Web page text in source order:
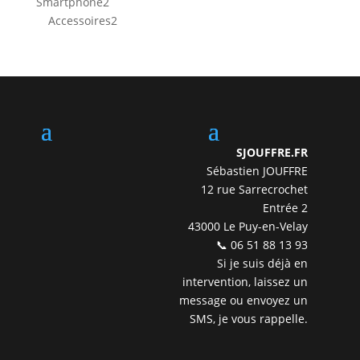
produits
Accessoires22
SJOUFFRE.FR
Sébastien JOUFFRE
12 rue Sarrecrochet
Entrée 2
43000 Le Puy-en-Velay
📞 06 51 88 13 93
Si je suis déjà en
intervention, laissez un
message ou envoyez un
SMS, je vous rappelle.